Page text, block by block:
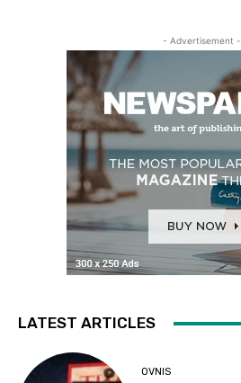
- Advertisement -
LATEST ARTICLES
OVNIS